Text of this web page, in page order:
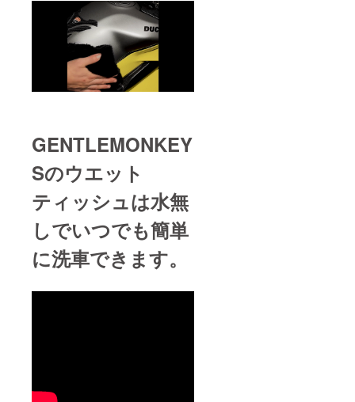
GENTLEMONKEY
Sのウエット
ティッシュは水無
しでいつでも簡単
に洗車できます。